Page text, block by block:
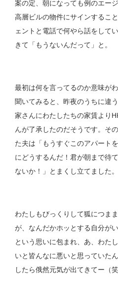
案の定、朝になっても例のエー
高層ビルの物件にサインするこ
ェントと電話で何やら話をして
きて「もうないんだって」と。
最初は何を言ってるのか意味が
聞いてみると、昨夜のうちに違
家さんにわたしたちの家賃より
んが了承したのだそうです。そ
た夫は「もうすぐこのアパート
にどうするんだ！君が朝まで待
ないか！」とまくし立てました。
わたしもびっくりして狐につま
が、なんだかホッとする自分が
という思いに包まれ、あ、わた
いと皆んなに悪いと思っていた
したら俄然元気が出てきてー（笑